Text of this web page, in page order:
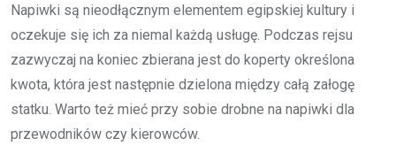
Napiwki są nieodłącznym elementem egipskiej kultury i
oczekuje się ich za niemal każdą usługę. Podczas rejsu
zazwyczaj na koniec zbierana jest do koperty określona
kwota, która jest następnie dzielona między całą załogę
statku. Warto też mieć przy sobie drobne na napiwki dla
przewodników czy kierowców.